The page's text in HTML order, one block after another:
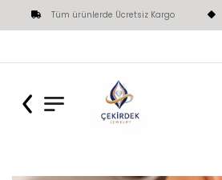
Tüm ürünlerde Ücretsiz Kargo